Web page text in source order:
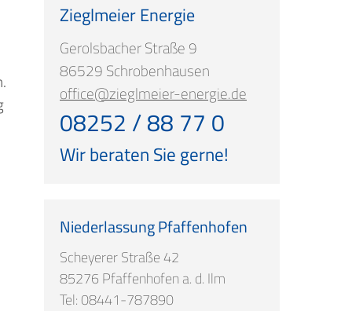
Zieglmeier Energie
Gerolsbacher Straße 9
86529 Schrobenhausen
office@zieglmeier-energie.de
08252 / 88 77 0
Wir beraten Sie gerne!
Niederlassung Pfaffenhofen
Scheyerer Straße 42
85276 Pfaffenhofen a. d. Ilm
Tel: 08441-787890